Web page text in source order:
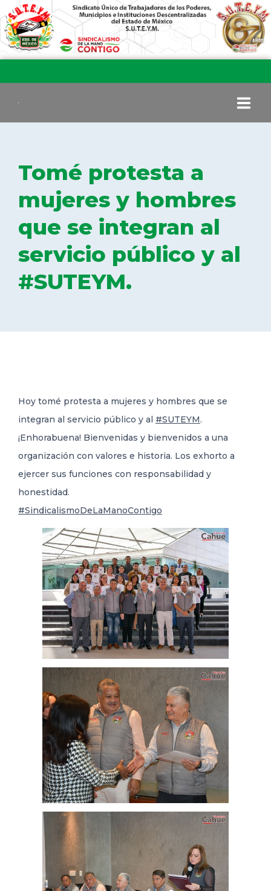
COMITÉ EJECUTIVO
COMISIÓN DE VIGILANCIA
SECCIONES
Tomé protesta a
mujeres y hombres
que se integran al
servicio público y al
#SUTEYM.
Hoy tomé protesta a mujeres y hombres que se
integran al servicio público y al #SUTEYM.
¡Enhorabuena! Bienvenidas y bienvenidos a una
organización con valores e historia. Los exhorto a
ejercer sus funciones con responsabilidad y
honestidad.
#SindicalismoDeLaManoContigo